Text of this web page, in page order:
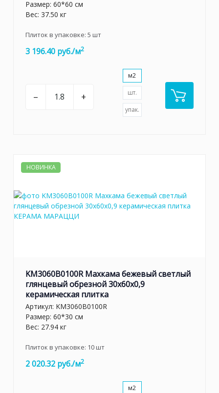
Размер: 60*60 см
Вес: 37.50 кг
Плиток в упаковке: 5 шт
3 196.40 руб./м2
– +
м2
шт.
упак.
НОВИНКА
KM3060B0100R Махкама бежевый светлый
глянцевый обрезной 30x60x0,9
керамическая плитка
Артикул: KM3060B0100R
Размер: 60*30 см
Вес: 27.94 кг
Плиток в упаковке: 10шт
2 020.32 руб./м2
м2